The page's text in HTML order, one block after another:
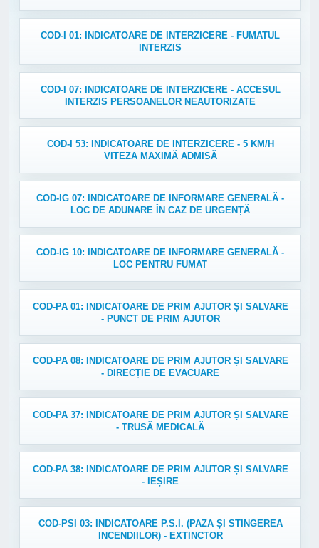
COD-I 01: INDICATOARE DE INTERZICERE - FUMATUL
INTERZIS
COD-I 07: INDICATOARE DE INTERZICERE - ACCESUL
INTERZIS PERSOANELOR NEAUTORIZATE
COD-I 53: INDICATOARE DE INTERZICERE - 5 KM/H
VITEZA MAXIMĂ ADMISĂ
COD-IG 07: INDICATOARE DE INFORMARE GENERALĂ -
LOC DE ADUNARE ÎN CAZ DE URGENȚĂ
COD-IG 10: INDICATOARE DE INFORMARE GENERALĂ -
LOC PENTRU FUMAT
COD-PA 01: INDICATOARE DE PRIM AJUTOR ȘI SALVARE
- PUNCT DE PRIM AJUTOR
COD-PA 08: INDICATOARE DE PRIM AJUTOR ȘI SALVARE
- DIRECȚIE DE EVACUARE
COD-PA 37: INDICATOARE DE PRIM AJUTOR ȘI SALVARE
- TRUSĂ MEDICALĂ
COD-PA 38: INDICATOARE DE PRIM AJUTOR ȘI SALVARE
- IEȘIRE
COD-PSI 03: INDICATOARE P.S.I. (PAZA ȘI STINGEREA
INCENDIILOR) - EXTINCTOR